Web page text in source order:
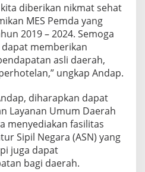
diberikan nikmat sehat
MES Pemda yang
2019 – 2024. Semoga
memberikan
asli daerah,
ungkap Andap.
diharapkan dapat
Layanan Umum Daerah
menyediakan fasilitas
Sipil Negara (ASN) yang
juga dapat
bagi daerah.